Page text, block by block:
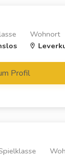
Wohnort
Profil